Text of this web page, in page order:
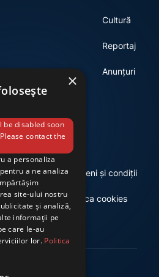
Cultură
Reportaj
Anunțuri
Termeni și condiții
Politica cookies
×
be disabled soon
contact the
a personaliza
a ne analiza
site-ului nostru
și analiză,
informații pe
care le-au
lor. Politica